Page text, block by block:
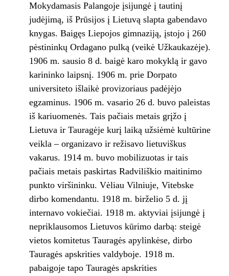
Mokydamasis Palangoje įsijungė į tautinį
judėjimą, iš Prūsijos į Lietuvą slapta gabendavo
knygas. Baigęs Liepojos gimnaziją, įstojo į 260
pėstininkų Ordagano pulką (veikė Užkaukazėje).
1906 m. sausio 8 d. baigė karo mokyklą ir gavo
karininko laipsnį. 1906 m. prie Dorpato
universiteto išlaikė provizoriaus padėjėjo
egzaminus. 1906 m. vasario 26 d. buvo paleistas
iš kariuomenės. Tais pačiais metais grįžo į
Lietuva ir Tauragėje kurį laiką užsiėmė kultūrine
veikla – organizavo ir režisavo lietuviškus
vakarus. 1914 m. buvo mobilizuotas ir tais
pačiais metais paskirtas Radviliškio maitinimo
punkto viršininku. Vėliau Vilniuje, Vitebske
dirbo komendantu. 1918 m. birželio 5 d. jį
internavo vokiečiai. 1918 m. aktyviai įsijungė į
nepriklausomos Lietuvos kūrimo darbą: steigė
vietos komitetus Tauragės apylinkėse, dirbo
Tauragės apskrities valdyboje. 1918 m.
pabaigoje tapo Tauragės apskrities